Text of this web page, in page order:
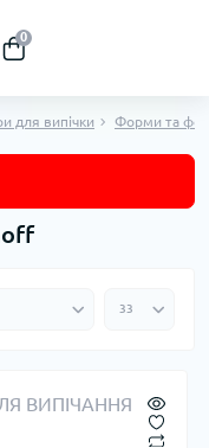
0
для випічки Форми та